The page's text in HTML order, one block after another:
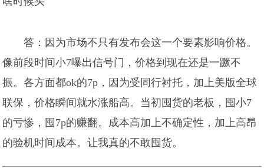
答：因为市场不只有发布会这一个要素影响价格。
像前段时间小7曝出信号门，价格到现在还是一蹶不
振。各方面都ok的7p，因为受同行衬托，加上美版全球
联保，价格瞬间就水涨船高。当初囤货的老板，囤小7
的亏惨，囤7p的赚翻。成本高加上不确定性，加上高昂
的验机时间成本。让我真的不敢囤货。